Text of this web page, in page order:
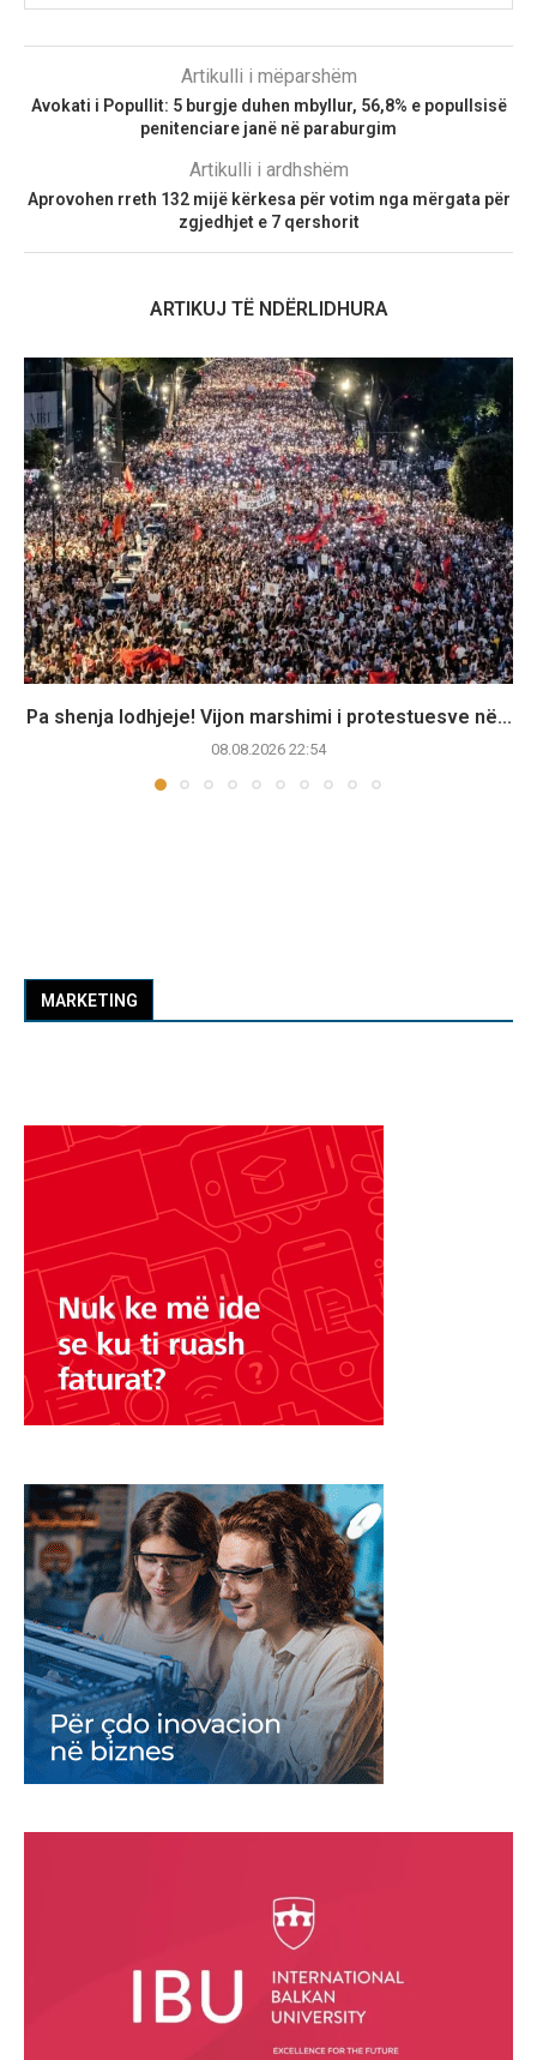
Artikulli i mëparshëm
Avokati i Popullit: 5 burgje duhen mbyllur, 56,8% e popullsisë
penitenciare janë në paraburgim
Artikulli i ardhshëm
Aprovohen rreth 132 mijë kërkesa për votim nga mërgata për
zgjedhjet e 7 qershorit
ARTIKUJ TË NDËRLIDHURA
Pa shenja lodhjeje! Vijon marshimi i protestuesve në...
08.08.2026 22:54
MARKETING